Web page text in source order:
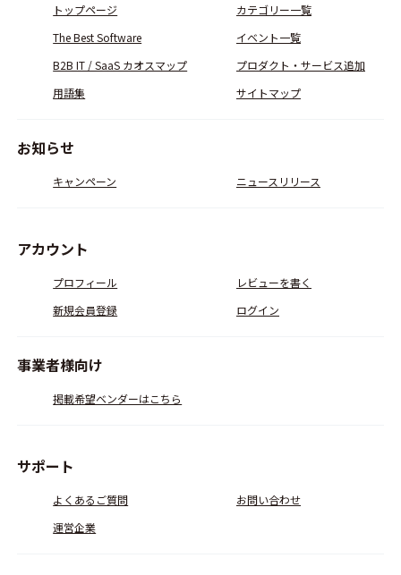
トップページ
カテゴリー一覧
The Best Software
イベント一覧
B2B IT / SaaS カオスマップ
プロダクト・サービス追加
用語集
サイトマップ
お知らせ
キャンペーン ニュースリリース
アカウント
プロフィール
レビューを書く
新規会員登録
ログイン
事業者様向け
掲載希望ベンダーはこちら
サポート
よくあるご質問
お問い合わせ
運営企業